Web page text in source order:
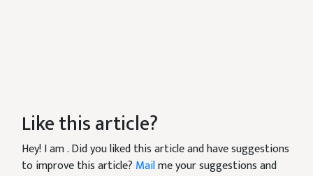
Like this article?
Hey! I am. Did you liked this article and have suggestions
to improve this article? Mailme your suggestions and